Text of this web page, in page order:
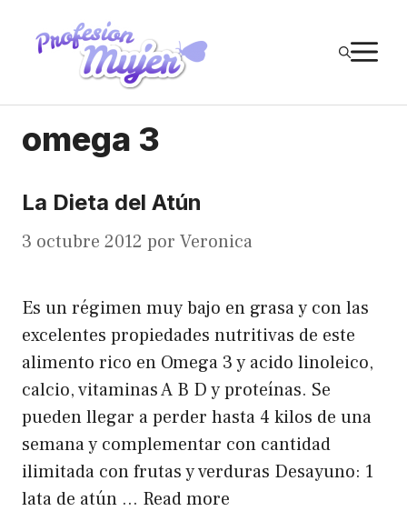
omega 3
La Dieta del Atún
3 octubre 2012 por Veronica
Es un régimen muy bajo en grasa y con las
excelentes propiedades nutritivas de este
alimento rico en Omega 3 y acido linoleico,
calcio, vitaminas A B D y proteínas. Se
pueden llegar a perder hasta 4 kilos de una
semana y complementar con cantidad
ilimitada con frutas y verduras Desayuno: 1
lata de atún … Read more